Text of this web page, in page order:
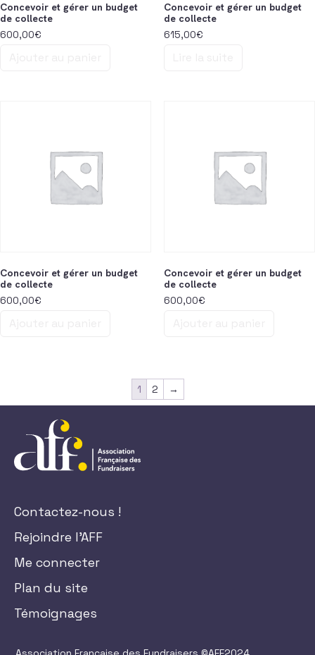
Concevoir et gérer un budget
de collecte
600,00€
Concevoir et gérer un budget
de collecte
615,00€
Concevoir et gérer un budget
de collecte
600,00€
Concevoir et gérer un budget
de collecte
600,00€
1 2 →
Contactez-nous !
Rejoindre l'AFF
Me connecter
Plan du site
Témoignages